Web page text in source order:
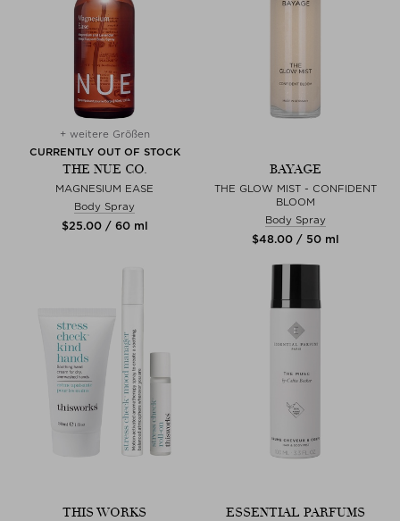
+ weitere Größen
CURRENTLY OUT OF STOCK
THE NUE CO.
MAGNESIUM EASE
Body Spray
$‌25.00 / 60 ml
BAYAGE
THE GLOW MIST - CONFIDENT
BLOOM
Body Spray
$‌48.00 / 50 ml
THIS WORKS ESSENTIAL PARFUMS